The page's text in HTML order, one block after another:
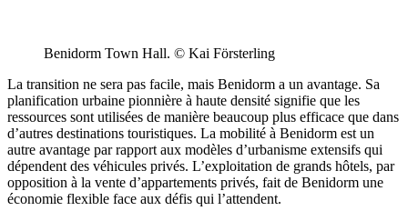
Benidorm Town Hall. © Kai Försterling
La transition ne sera pas facile, mais Benidorm a un avantage. Sa
planification urbaine pionnière à haute densité signifie que les
ressources sont utilisées de manière beaucoup plus efficace que dans
d’autres destinations touristiques. La mobilité à Benidorm est un
autre avantage par rapport aux modèles d’urbanisme extensifs qui
dépendent des véhicules privés. L’exploitation de grands hôtels, par
opposition à la vente d’appartements privés, fait de Benidorm une
économie flexible face aux défis qui l’attendent.